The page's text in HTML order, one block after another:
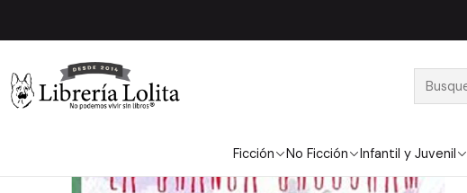
Ficción No Ficción Infantil y Juvenil